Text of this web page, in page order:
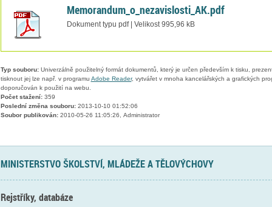
Memorandum_o_nezavislosti_AK.pdf
Dokument typu pdf | Velikost 995,96 kB
Typ souboru:Univerzálně použitelný formát dokumentů, který je určen především k tisku,
tisknout jej lze např. v programu Adobe Reader, vytvářet v mnoha kancelářských a grafických
doporučován k použití na webu.
Počet stažení:359
Poslední změna souboru:2013-10-10 01:52:06
Soubor publikován:2010-05-26 11:05:26, Administrator
MINISTERSTVO ŠKOLSTVÍ, MLÁDEŽE A TĚLOVÝCHOVY
Rejstříky, databáze